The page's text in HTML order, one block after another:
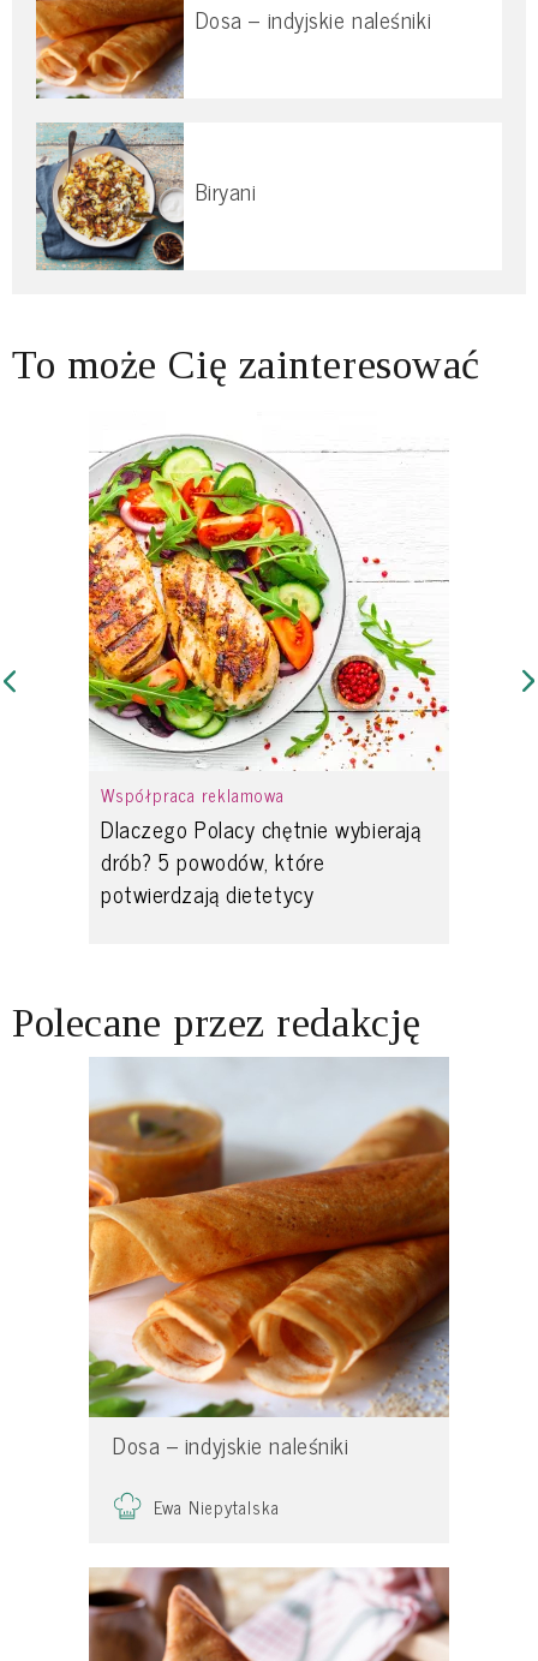
Dosa – indyjskie naleśniki
Biryani
To może Cię zainteresować
Współpraca reklamowa
Dlaczego Polacy chętnie wybierają
drób? 5 powodów, które
potwierdzają dietetycy
Polecane przez redakcję
Dosa – indyjskie naleśniki
Ewa Niepytalska